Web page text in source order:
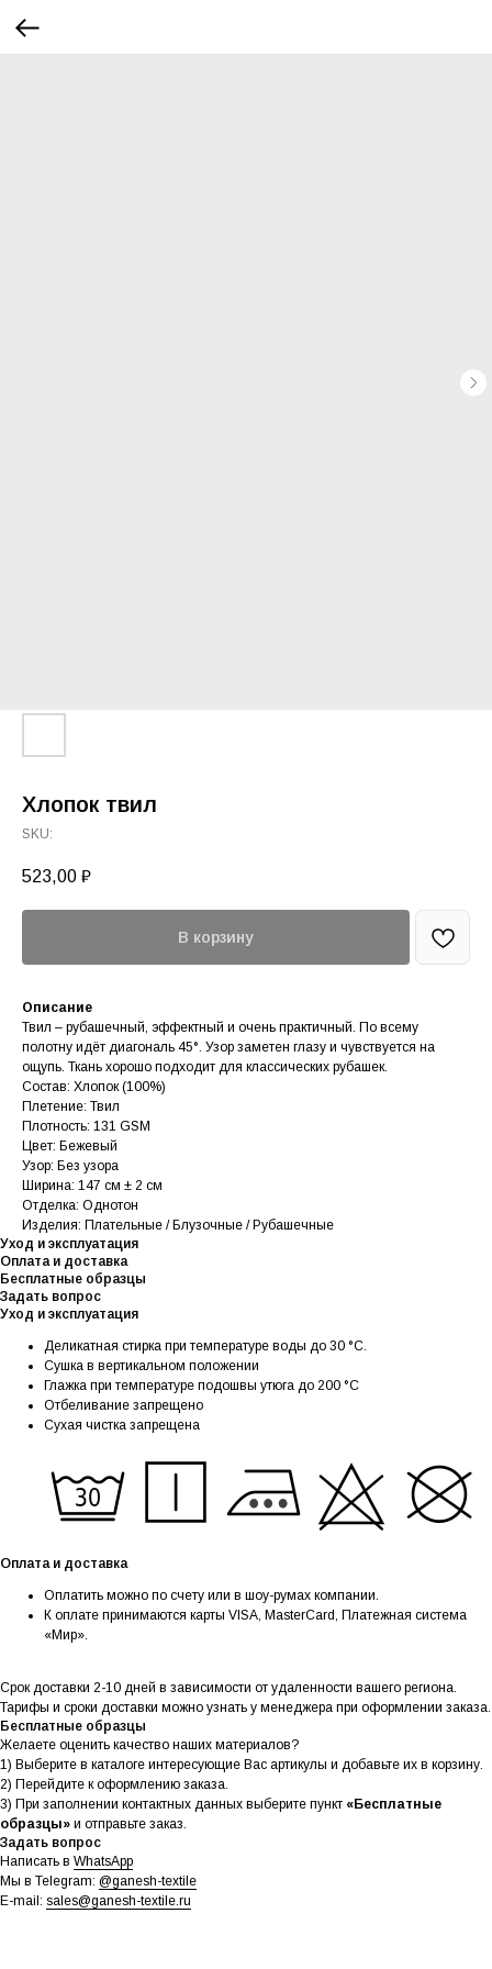
Хлопок твил
SKU:
523,00 ₽
В корзину
Описание
Твил – рубашечный, эффектный и очень практичный. По всему
полотну идёт диагональ 45°. Узор заметен глазу и чувствуется на
ощупь. Ткань хорошо подходит для классических рубашек.
Состав: Хлопок (100%)
Плетение: Твил
Плотность: 131 GSM
Цвет: Бежевый
Узор: Без узора
Ширина: 147 см ± 2 см
Отделка: Однотон
Изделия: Плательные / Блузочные / Рубашечные
Уход и эксплуатация
Оплата и доставка
Бесплатные образцы
Задать вопрос
Уход и эксплуатация
Деликатная стирка при температуре воды до 30 °C.
Сушка в вертикальном положении
Глажка при температуре подошвы утюга до 200 °C
Отбеливание запрещено
Сухая чистка запрещена
Оплата и доставка
Оплатить можно по счету или в шоу-румах компании.
К оплате принимаются карты VISA, MasterCard, Платежная система
«Мир».
Срок доставки 2-10 дней в зависимости от удаленности вашего региона.
Тарифы и сроки доставки можно узнать у менеджера при оформлении заказа.
Бесплатные образцы
Желаете оценить качество наших материалов?
1) Выберите в каталоге интересующие Вас артикулы и добавьте их в корзину.
2) Перейдите к оформлению заказа.
3) При заполнении контактных данных выберите пункт «Бесплатные
образцы» и отправьте заказ.
Задать вопрос
Написать в WhatsApp
Мы в Telegram: @ganesh-textile
E-mail: sales@ganesh-textile.ru